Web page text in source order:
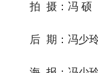
拍 摄：冯 硕
后 期：冯少